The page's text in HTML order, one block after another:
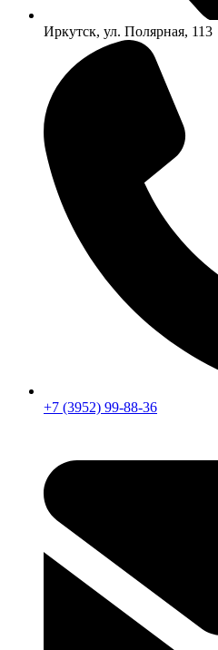
Иркутск, ул. Полярная, 113
+7 (3952) 99-88-36